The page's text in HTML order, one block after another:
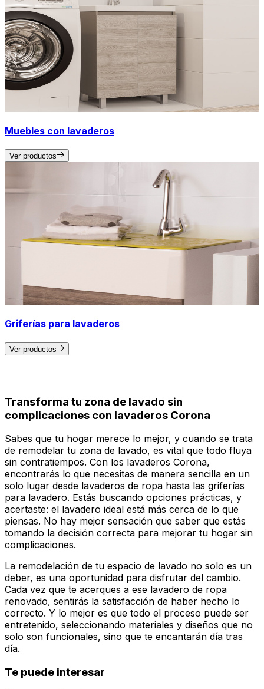
Muebles con lavaderos
Ver productos
Griferías para lavaderos
Ver productos
Transforma tu zona de lavado sin
complicaciones con lavaderos Corona
Sabes que tu hogar merece lo mejor, y cuando se trata
de remodelar tu zona de lavado, es vital que todo fluya
sin contratiempos. Con los lavaderos Corona,
encontrarás lo que necesitas de manera sencilla en un
solo lugar desde lavaderos de ropa hasta las griferías
para lavadero. Estás buscando opciones prácticas, y
acertaste: el lavadero ideal está más cerca de lo que
piensas. No hay mejor sensación que saber que estás
tomando la decisión correcta para mejorar tu hogar sin
complicaciones.
La remodelación de tu espacio de lavado no solo es un
deber, es una oportunidad para disfrutar del cambio.
Cada vez que te acerques a ese lavadero de ropa
renovado, sentirás la satisfacción de haber hecho lo
correcto. Y lo mejor es que todo el proceso puede ser
entretenido, seleccionando materiales y diseños que no
solo son funcionales, sino que te encantarán día tras
día.
Te puede interesar